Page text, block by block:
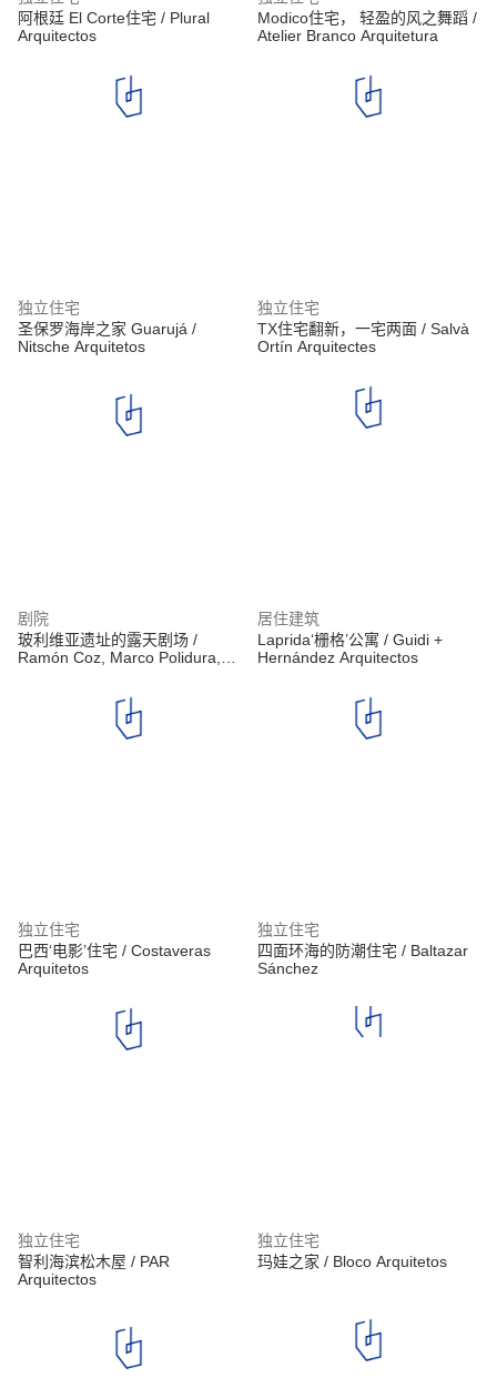
阿根廷 El Corte住宅 / Plural
Arquitectos
Modico住宅， 轻盈的风之舞蹈 /
Atelier Branco Arquitetura
独立住宅
圣保罗海岸之家 Guarujá /
Nitsche Arquitetos
独立住宅
TX住宅翻新，一宅两面 / Salvà
Ortín Arquitectes
剧院
玻利维亚遗址的露天剧场 /
Ramón Coz, Marco Polidura,
居住建筑
Laprida‘栅格’公寓 / Guidi +
Hernández Arquitectos
独立住宅
巴西‘电影’住宅 / Costaveras
Arquitetos
独立住宅
四面环海的防潮住宅 / Baltazar
Sánchez
独立住宅
智利海滨松木屋 / PAR
Arquitectos
独立住宅
玛娃之家 / Bloco Arquitetos